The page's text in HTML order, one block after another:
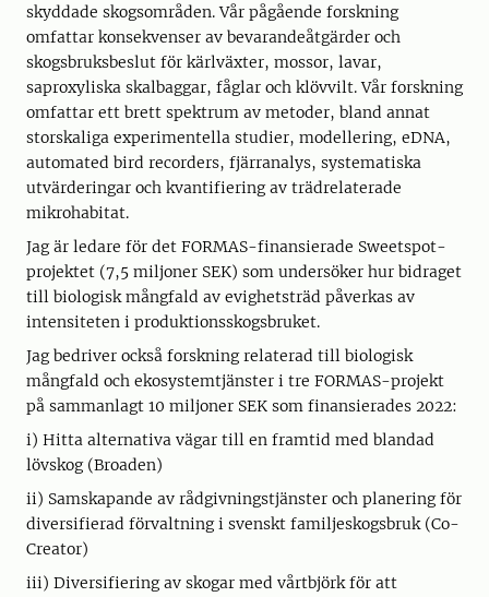
skyddade skogsområden. Vår pågående forskning
omfattar konsekvenser av bevarandeåtgärder och
skogsbruksbeslut för kärlväxter, mossor, lavar,
saproxyliska skalbaggar, fåglar och klövvilt. Vår forskning
omfattar ett brett spektrum av metoder, bland annat
storskaliga experimentella studier, modellering, eDNA,
automated bird recorders, fjärranalys, systematiska
utvärderingar och kvantifiering av trädrelaterade
mikrohabitat.
Jag är ledare för det FORMAS-finansierade Sweetspot-
projektet (7,5 miljoner SEK) som undersöker hur bidraget
till biologisk mångfald av evighetsträd påverkas av
intensiteten i produktionsskogsbruket.
Jag bedriver också forskning relaterad till biologisk
mångfald och ekosystemtjänster i tre FORMAS-projekt
på sammanlagt 10 miljoner SEK som finansierades 2022:
i) Hitta alternativa vägar till en framtid med blandad
lövskog (Broaden)
ii) Samskapande av rådgivningstjänster och planering för
diversifierad förvaltning i svenskt familjeskogsbruk (Co-
Creator)
iii) Diversifiering av skogar med vårtbjörk för att